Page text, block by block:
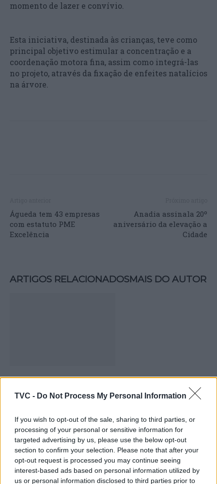
TVC - Do Not Process My Personal Information
If you wish to opt-out of the sale, sharing to third parties, or
processing of your personal or sensitive information for
targeted advertising by us, please use the below opt-out
section to confirm your selection. Please note that after your
opt-out request is processed you may continue seeing
interest-based ads based on personal information utilized by
us or personal information disclosed to third parties prior to
momento de lazer e convívio.
Esta iniciativa, destinada às crianças, teve como
principal objetivo estimular a concentração e a
coordenação motora fina, assim como integrá-las
no projeto, através da fixação de enfeites natalícios
na árvore.
Águeda tem 43 empresas
com estatuto PME
Excelência
Anadia assinala 20º
aniversário da elevação a
Cidade
ARTIGOS RELACIONADOSMAIS DO AUTOR
Sinfónica da ARMAB pelo 1º lugar no
certame internacional de Valência